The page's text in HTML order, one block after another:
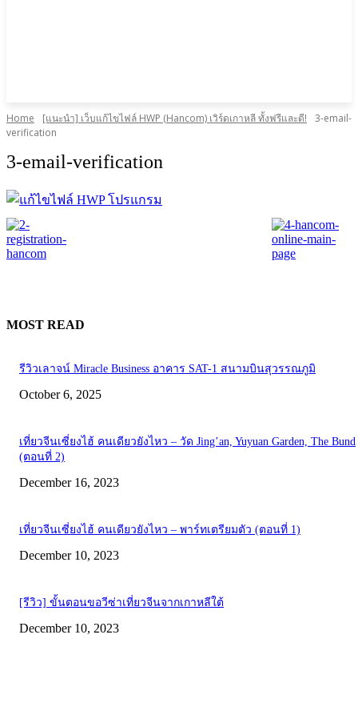
Home [แนะนำ] เว็บแก้ไขไฟล์ HWP (Hancom) เวิร์ดเกาหลี ทั้งฟรีและดี!
3-email-
verification
3-email-verification
MOST READ
รีวิวเลาจน์ Miracle Business อาคาร SAT-1 สนามบินสุวรรณภูมิ
October 6, 2025
เที่ยวจีนเซี่ยงไฮ้ คนเดียวยังไหว – วัด Jing’an, Yuyuan Garden, The Bund
(ตอนที่ 2)
December 16, 2023
เที่ยวจีนเซี่ยงไฮ้ คนเดียวยังไหว – พาร์ทเตรียมตัว (ตอนที่ 1)
December 10, 2023
[รีวิว] ขั้นตอนขอวีซ่าเที่ยวจีนจากเกาหลีใต้
December 10, 2023